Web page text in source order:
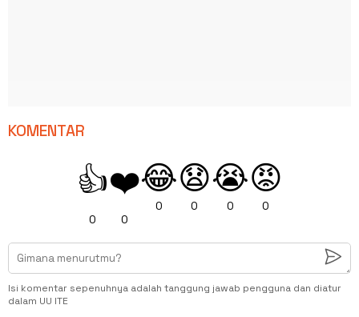
KOMENTAR
👍
0
❤️
0
😂
0
😧
0
😭
0
😡
0
Isi komentar sepenuhnya adalah tanggung jawab pengguna dan diatur
dalam UU ITE